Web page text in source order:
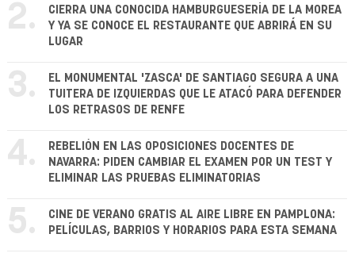
2.
CIERRA UNA CONOCIDA HAMBURGUESERÍA DE LA MOREA
Y YA SE CONOCE EL RESTAURANTE QUE ABRIRÁ EN SU
LUGAR
3.
EL MONUMENTAL 'ZASCA' DE SANTIAGO SEGURA A UNA
TUITERA DE IZQUIERDAS QUE LE ATACÓ PARA DEFENDER
LOS RETRASOS DE RENFE
4.
REBELIÓN EN LAS OPOSICIONES DOCENTES DE
NAVARRA: PIDEN CAMBIAR EL EXAMEN POR UN TEST Y
ELIMINAR LAS PRUEBAS ELIMINATORIAS
5.
CINE DE VERANO GRATIS AL AIRE LIBRE EN PAMPLONA:
PELÍCULAS, BARRIOS Y HORARIOS PARA ESTA SEMANA